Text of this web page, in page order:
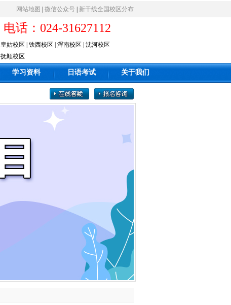
网站地图 微信公众号 新干线全国校区分布
电话：024-31627112
皇姑校区 铁西校区 浑南校区
沈河校区
抚顺校区
学习资料 日语考试 关于我们